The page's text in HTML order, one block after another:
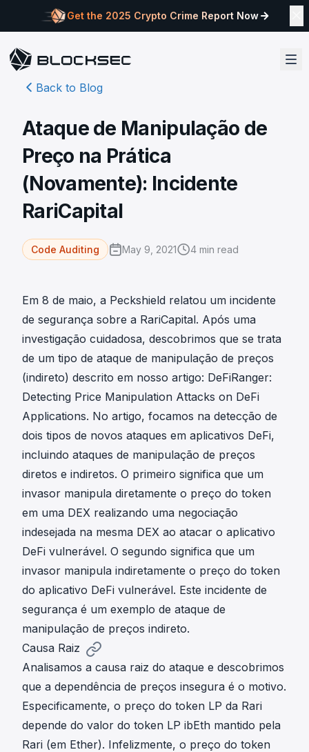
Get the 2025 Crypto Crime Report Now
Back to Blog
Ataque de Manipulação de
Preço na Prática
(Novamente): Incidente
RariCapital
Code Auditing May 9, 2021 4 min read
Em 8 de maio, a Peckshield relatou um incidente
de segurança sobre a RariCapital. Após uma
investigação cuidadosa, descobrimos que se trata
de um tipo de ataque de manipulação de preços
(indireto) descrito em nosso artigo: DeFiRanger:
Detecting Price Manipulation Attacks on DeFi
Applications. No artigo, focamos na detecção de
dois tipos de novos ataques em aplicativos DeFi,
incluindo ataques de manipulação de preços
diretos e indiretos. O primeiro significa que um
invasor manipula diretamente o preço do token
em uma DEX realizando uma negociação
indesejada na mesma DEX ao atacar o aplicativo
DeFi vulnerável. O segundo significa que um
invasor manipula indiretamente o preço do token
do aplicativo DeFi vulnerável. Este incidente de
segurança é um exemplo de ataque de
manipulação de preços indireto.
Causa Raiz
Analisamos a causa raiz do ataque e descobrimos
que a dependência de preços insegura é o motivo.
Especificamente, o preço do token LP da Rari
depende do valor do token LP ibEth mantido pela
Rari (em Ether). Infelizmente, o preço do token